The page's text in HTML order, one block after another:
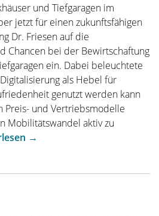
und Tiefgaragen im
jetzt für einen zukunftsfähigen
Dr. Friesen auf die
Chancen bei der Bewirtschaftung
ein. Dabei beleuchtete
als Hebel für
genutzt werden kann
Preis- und Vertriebsmodelle
Mobilitätswandel aktiv zu
„Vortrag
→